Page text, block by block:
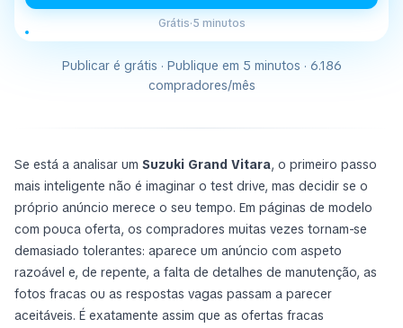
Grátis·5 minutos
Publicar é grátis · Publique em 5 minutos · 6.186
compradores/mês
Se está a analisar um Suzuki Grand Vitara, o primeiro passo
mais inteligente não é imaginar o test drive, mas decidir se o
próprio anúncio merece o seu tempo. Em páginas de modelo
com pouca oferta, os compradores muitas vezes tornam-se
demasiado tolerantes: aparece um anúncio com aspeto
razoável e, de repente, a falta de detalhes de manutenção, as
fotos fracas ou as respostas vagas passam a parecer
aceitáveis. É exatamente assim que as ofertas fracas